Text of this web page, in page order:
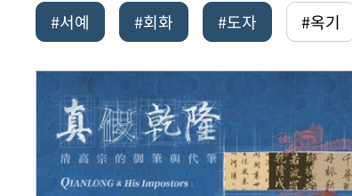
#서예
#회화 #도자 #옥기